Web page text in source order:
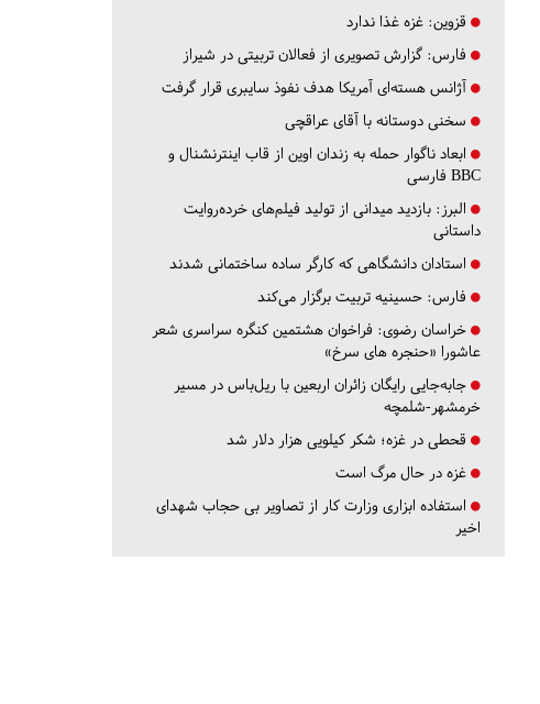
قزوین: غزه غذا ندارد
فارس: گزارش تصویری از فعالان تربیتی در شیراز
آژانس هسته‌ای آمریکا هدف نفوذ سایبری قرار گرفت
سخنی دوستانه با آقای عراقچی
ابعاد ناگوار حمله به زندان اوین از قاب اینترنشنال و
BBC فارسی
البرز: بازدید میدانی از تولید فیلم‌های خرده‌روایت
داستانی
استادان دانشگاهی که کارگر ساده ساختمانی شدند
فارس: حسینیه تربیت برگزار می‌کند
خراسان رضوی: فراخوان هشتمین کنگره سراسری شعر
عاشورا «حنجره های سرخ»
جابه‌جایی رایگان زائران اربعین با ریل‌باس در مسیر
خرمشهر-شلمچه
قحطی در غزه؛ شکر کیلویی هزار دلار شد
غزه در حال مرگ است
استفاده ابزاری وزارت کار از تصاویر بی حجاب شهدای
اخیر